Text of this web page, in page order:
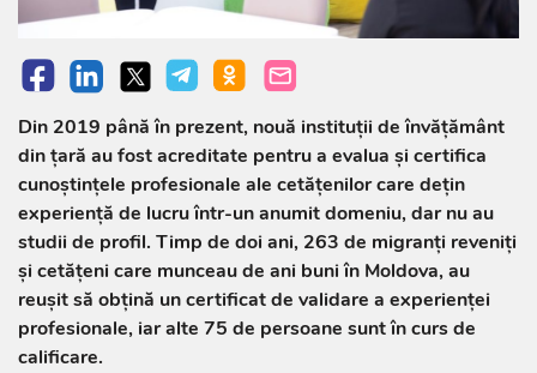
Din 2019 până în prezent, nouă instituții de învățământ
din țară au fost acreditate pentru a evalua și certifica
cunoștințele profesionale ale cetățenilor care dețin
experiență de lucru într-un anumit domeniu, dar nu au
studii de profil. Timp de doi ani, 263 de migranți reveniți
și cetățeni care munceau de ani buni în Moldova, au
reușit să obțină un certificat de validare a experienței
profesionale, iar alte 75 de persoane sunt în curs de
calificare.